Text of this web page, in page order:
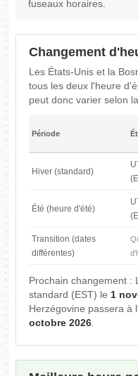
fuseaux horaires.
Changement
Les États-Unis et la
tous les deux l'heure
peut donc varier selon
Période
Hiver (standard)
Été (heure d'été)
Transition (dates
différentes)
Prochain changement :
standard (EST) le1
Herzégovine passera
octobre 2026.